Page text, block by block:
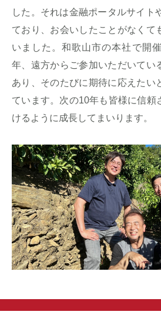
した。それは金融ポータルサイト
ており、お会いしたことがなくて
いました。和歌山市の本社で開
年、遠方からご参加いただいてい
あり、そのたびに期待に応えたい
ています。次の10年も皆様に信頼
けるように成長してまいります。